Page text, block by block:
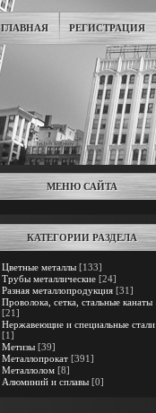
ГЛАВНАЯ РЕГИСТРАЦИЯ
МЕНЮ САЙТА
КАТЕГОРИИ РАЗДЕЛА
Цветные металлы [133]
Трубы металлические [24]
Разная металлопродукция [31]
Проволока, сетка, стальные канаты
[21]
Нержавеющие и специальные стали
[1]
Метизы [39]
Металлопрокат [391]
Металлолом [8]
Алюминий и сплавы [0]